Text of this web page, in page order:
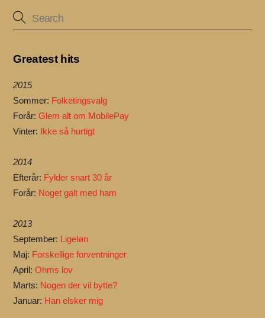
Greatest hits
2015
Sommer: Folketingsvalg
Forår:Glem alt om MobilePay
Vinter: Ikke så hurtigt
2014
Efterår: Fylder snart 30 år
Forår: Noget galt med ham
2013
September: Ligeløn
Maj: Forskellige forventninger
April:Ohms lov
Marts: Nogen der vil bytte?
Januar: Han elsker mig